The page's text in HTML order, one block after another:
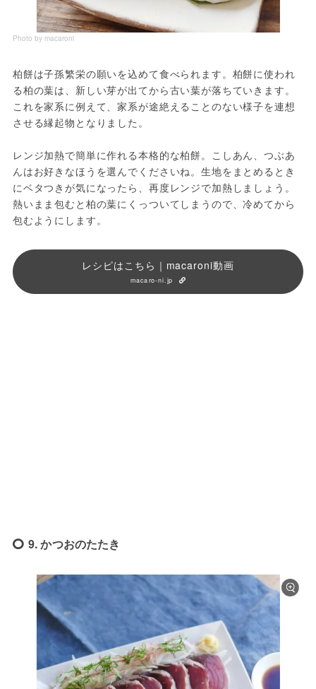
Photo by macaroni
柏餅は子孫繁栄の願いを込めて食べられます。柏餅に使われ
る柏の葉は、新しい芽が出てから古い葉が落ちていきます。
これを家系に例えて、家系が途絶えることのない様子を連想
させる縁起物となりました。
レンジ加熱で簡単に作れる本格的な柏餅。こしあん、つぶあ
んはお好きなほうを選んでくださいね。生地をまとめるとき
にベタつきが気になったら、再度レンジで加熱しましょう。
熱いまま包むと柏の葉にくっついてしまうので、冷めてから
包むようにします。
レシピはこちら｜macaroni動画
macaro-ni.jp
9. かつおのたたき